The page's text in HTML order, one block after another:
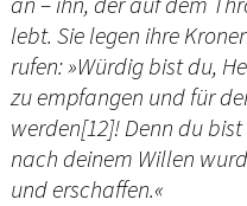
lebt. Sie legen ihre
rufen: »Würdig bist du,
zu empfangen und für
werden[12]! Denn du
nach deinem Willen
und erschaffen.«